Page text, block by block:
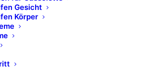
Gesicht
Körper
ø 57 mm · 504 Stück pro Karton
2 Kartons